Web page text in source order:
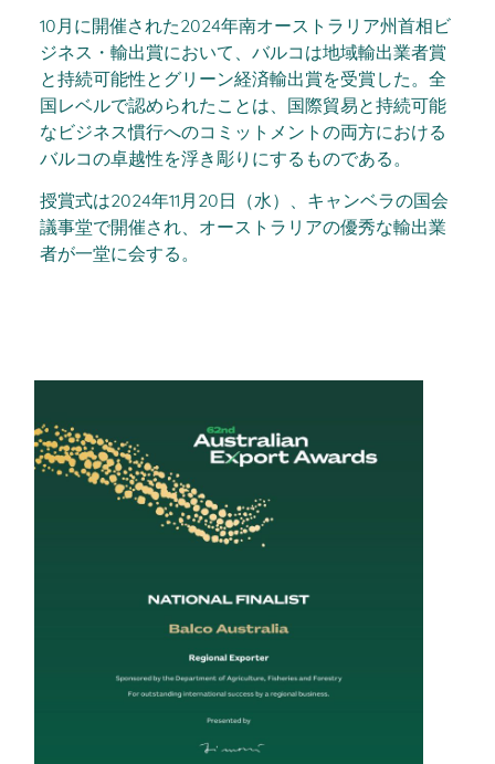
10月に開催された2024年南オーストラリア州首相ビ
ジネス・輸出賞において、バルコは地域輸出業者賞
と持続可能性とグリーン経済輸出賞を受賞した。全
国レベルで認められたことは、国際貿易と持続可能
なビジネス慣行へのコミットメントの両方における
バルコの卓越性を浮き彫りにするものである。
授賞式は2024年11月20日（水）、キャンベラの国会
議事堂で開催され、オーストラリアの優秀な輸出業
者が一堂に会する。